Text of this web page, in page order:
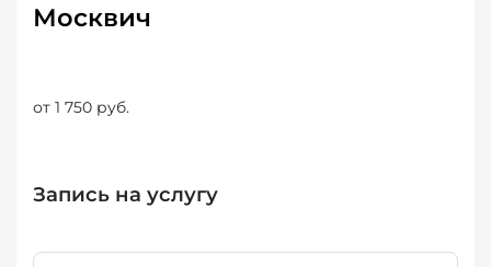
Москвич
от 1 750 руб.
Запись на услугу